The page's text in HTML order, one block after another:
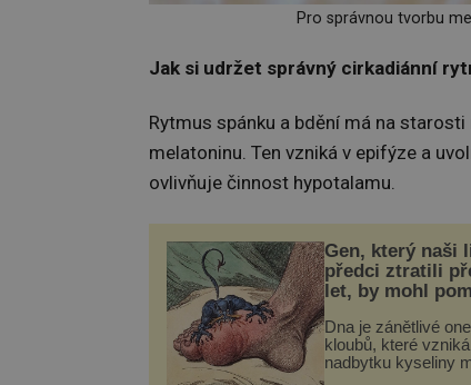
Pro správnou tvorbu
Jak si udržet správný cirkadiánní
Rytmus spánku a bdění má na
melatoninu. Ten vzniká v epifýze a
ovlivňuje činnost hypotalamu.
Gen, který naši
předci ztratili
let, by mohl
Dna je zánětlivé
kloubů, které
nadbytku kyseliny